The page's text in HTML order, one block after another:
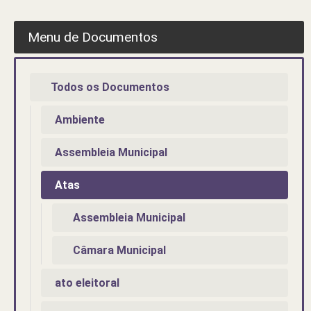
Menu de Documentos
Todos os Documentos
Ambiente
Assembleia Municipal
Atas
Assembleia Municipal
Câmara Municipal
ato eleitoral